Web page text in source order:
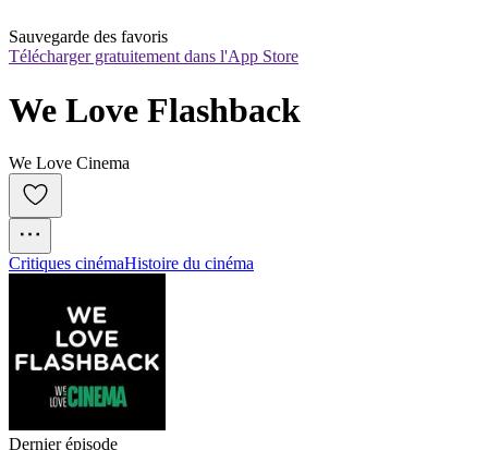
Sauvegarde des favoris
Télécharger gratuitement dans l'App Store
We Love Flashback
We Love Cinema
Critiques cinémaHistoire du cinéma
Dernier épisode